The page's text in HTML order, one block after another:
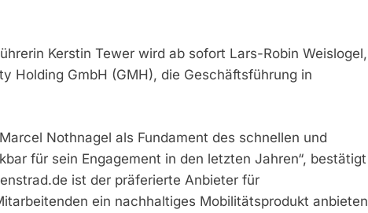
Kerstin Tewer wird ab sofort Lars-Robin Weislogel,
Holding GmbH (GMH), die Geschäftsführung in
Nothnagel als Fundament des schnellen und
für sein Engagement in den letzten Jahren“, bestätigt
ist der präferierte Anbieter für
ein nachhaltiges Mobilitätsprodukt anbieten